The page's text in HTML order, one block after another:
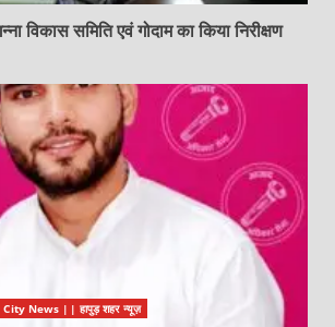
विकास समिति एवं गोदाम का किया निरीक्षण
News || हापुड़ शहर न्यूज़